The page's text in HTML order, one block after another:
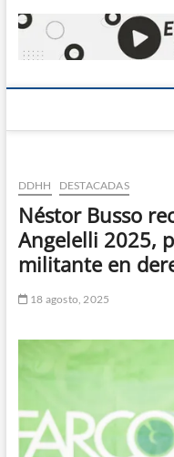
DDHH DESTACADAS
Néstor Busso
Angelelli 2025,
militante en
18 agosto, 2025